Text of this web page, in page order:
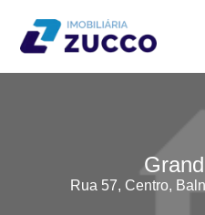
Rua 57, Centro,